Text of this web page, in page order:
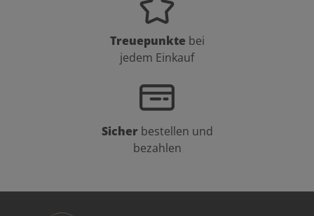
Treuepunkte bei
jedem Einkauf
Sicher bestellen und
bezahlen